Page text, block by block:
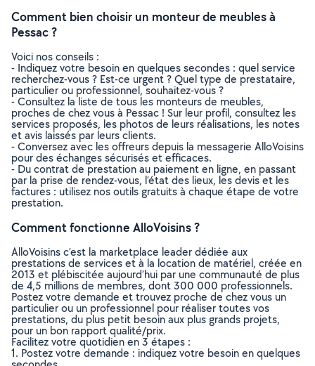
Comment bien choisir un monteur de meubles à
Pessac ?
Voici nos conseils :
- Indiquez votre besoin en quelques secondes : quel service
recherchez-vous ? Est-ce urgent ? Quel type de prestataire,
particulier ou professionnel, souhaitez-vous ?
- Consultez la liste de tous les monteurs de meubles,
proches de chez vous à Pessac ! Sur leur profil, consultez les
services proposés, les photos de leurs réalisations, les notes
et avis laissés par leurs clients.
- Conversez avec les offreurs depuis la messagerie AlloVoisins
pour des échanges sécurisés et efficaces.
- Du contrat de prestation au paiement en ligne, en passant
par la prise de rendez-vous, l’état des lieux, les devis et les
factures : utilisez nos outils gratuits à chaque étape de votre
prestation.
Comment fonctionne AlloVoisins ?
AlloVoisins c’est la marketplace leader dédiée aux
prestations de services et à la location de matériel, créée en
2013 et plébiscitée aujourd’hui par une communauté de plus
de 4,5 millions de membres, dont 300 000 professionnels.
Postez votre demande et trouvez proche de chez vous un
particulier ou un professionnel pour réaliser toutes vos
prestations, du plus petit besoin aux plus grands projets,
pour un bon rapport qualité/prix.
Facilitez votre quotidien en 3 étapes :
1. Postez votre demande : indiquez votre besoin en quelques